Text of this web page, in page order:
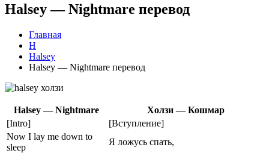
Halsey — Nightmare перевод
Главная
H
Halsey
Halsey — Nightmare перевод
Halsey — Nightmare
Холзи — Кошмар
[Intro]
[Вступление]
Now I lay me down to
sleep
Я ложусь спать,